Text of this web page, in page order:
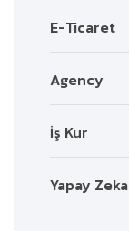
E-Ticaret
Agency
İş Kur
Yapay Zeka